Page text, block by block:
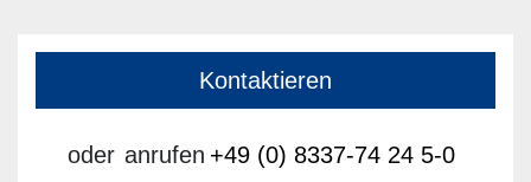
Kontaktieren
oder anrufen +49 (0) 8337-74 24 5-0